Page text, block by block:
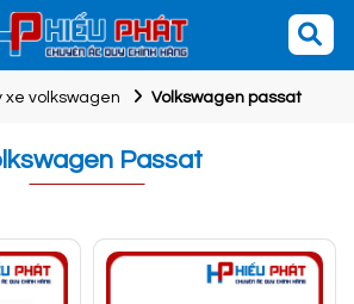
xe volkswagen Volkswagen passat
Passat